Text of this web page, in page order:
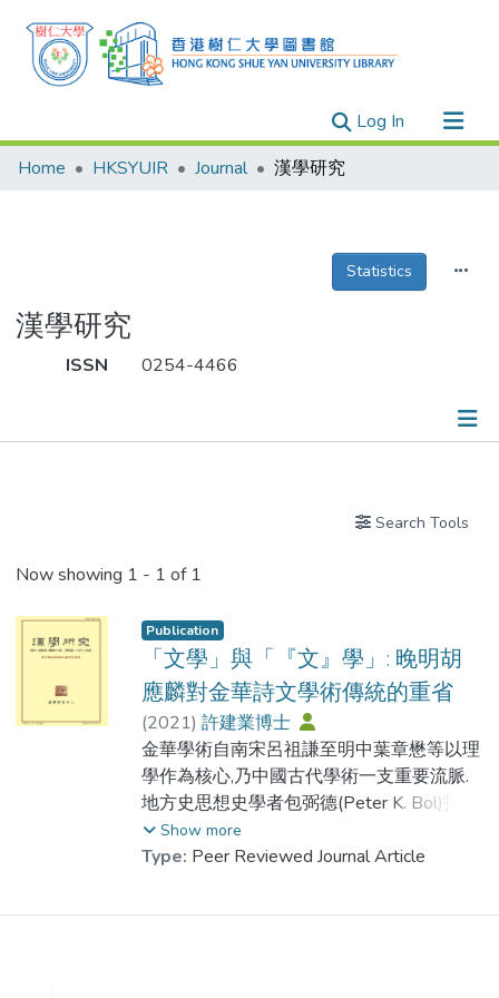
Log In(current)
Research Outputs
Theses
Home HKSYUIR Journal 漢學研究
Statistics
漢學研究
ISSN 0254-4466
Search Tools
Now showing 1 - 1 of 1
Publication
「文學」與「『文』學」: 晚明胡
應麟對金華詩文學術傳統的重省
(2021) 許建業博士
金華學術自南宋呂祖謙至明中葉章懋等以理
學作為核心,乃中國古代學術一支重要流脈.
地方史思想史學者包弼德(Peter K. Bol)指出,
金華學術到了明代萬曆年間已再次轉向,尤其
學者胡應麟別樹博學考證一幟.胡應麟面對當
以博乎文之旨.他重新闡發學與文不同層次的
Show more
Type: Peer Reviewed Journal Article